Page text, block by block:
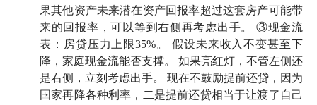
（嘉宾观点开始打架了！
11:27 房地产市场现在多了一种原来不存在的买家，那
就是政府
17:36为什么看好老破小？各地政府正在做的改造翻
果其他资产未来潜在资产回报率超过这套房产可能带
来的回报率，可以等到右侧再考虑出手。 ③现金流
表：房贷压力上限35%。 假设未来收入不变甚至下
降，家庭现金流能否支撑。 如果亮红灯，不管左侧还
是右侧，立刻考虑出手。 现在不鼓励提前还贷，因为
国家再降各种利率，二是提前还贷相当于让渡了自己